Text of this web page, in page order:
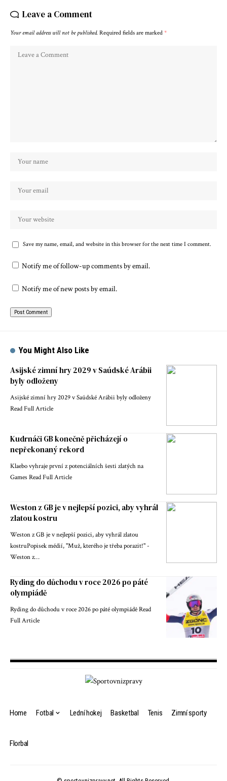
Leave a Comment
Your email address will not be published. Required fields are marked *
Save my name, email, and website in this browser for the next time I comment.
Notify me of follow-up comments by email.
Notify me of new posts by email.
You Might Also Like
Asijské zimní hry 2029 v Saúdské Arábii
byly odloženy
Asijské zimní hry 2029 v Saúdské Arábii byly odloženy
Read Full Article
Kudrnáči GB konečně přicházejí o
nepřekonaný rekord
Klaebo vyhraje první z potenciálních šesti zlatých na
Games Read Full Article
Weston z GB je v nejlepší pozici, aby vyhrál
zlatou kostru
Weston z GB je v nejlepší pozici, aby vyhrál zlatou
kostruPopisek médií, "Muž, kterého je třeba porazit!" -
Weston z…
Ryding do důchodu v roce 2026 po páté
olympiádě
Ryding do důchodu v roce 2026 po páté olympiádě Read
Full Article
Home Fotbal Lední hokej Basketbal Tenis Zimní sporty
Florbal